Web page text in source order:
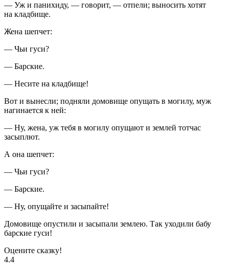
— Уж и панихиду, — говорит, — отпели; выносить хотят
на кладбище.
Жена шепчет:
— Чьи гуси?
— Барские.
— Несите на кладбище!
Вот и вынесли; подняли домовище опущать в могилу, муж
нагинается к ней:
— Ну, жена, уж тебя в могилу опущают и землей тотчас
засыплют.
А она шепчет:
— Чьи гуси?
— Барские.
— Ну, опущайте и засыпайте!
Домовище опустили и засыпали землею. Так уходили бабу
барские гуси!
Оцените сказку!
4.4